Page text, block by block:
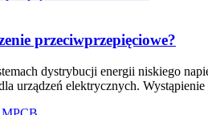
przeciwprzepięciowe?
dystrybucji energii niskiego
urządzeń elektrycznych.